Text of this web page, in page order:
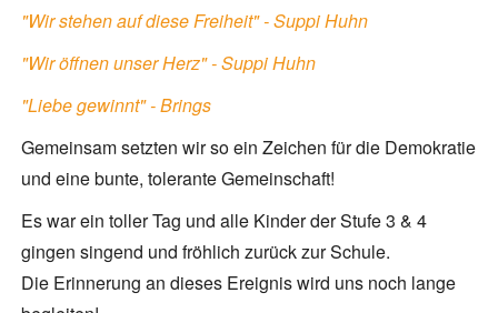
"Wir stehen auf diese Freiheit" - Suppi Huhn
"Wir öffnen unser Herz" - Suppi Huhn
"Liebe gewinnt" - Brings
Gemeinsam setzten wir so ein Zeichen für die Demokratie
und eine bunte, tolerante Gemeinschaft!
Es war ein toller Tag und alle Kinder der Stufe 3 & 4
gingen singend und fröhlich zurück zur Schule.
Die Erinnerung an dieses Ereignis wird uns noch lange